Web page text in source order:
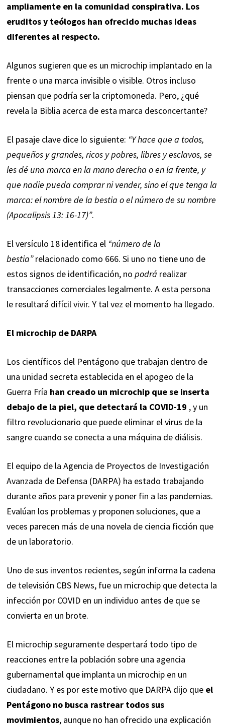
ampliamente en la comunidad conspirativa. Los
eruditos y teólogos han ofrecido muchas ideas
diferentes al respecto.
Algunos sugieren que es un microchip implantado en la
frente o una marca invisible o visible. Otros incluso
piensan que podría ser la criptomoneda. Pero, ¿qué
revela la Biblia acerca de esta marca desconcertante?
El pasaje clave dice lo siguiente: “Y hace que a todos,
pequeños y grandes, ricos y pobres, libres y esclavos, se
les dé una marca en la mano derecha o en la frente, y
que nadie pueda comprar ni vender, sino el que tenga la
marca: el nombre de la bestia o el número de su nombre
(Apocalipsis 13: 16-17)”.
El versículo 18 identifica el “número de la
bestia”relacionado como 666. Si uno no tiene uno de
estos signos de identificación, no podrá realizar
transacciones comerciales legalmente. A esta persona
le resultará difícil vivir. Y tal vez el momento ha llegado.
El microchip de DARPA
Los científicos del Pentágono que trabajan dentro de
una unidad secreta establecida en el apogeo de la
Guerra Fría han creado un microchip que se inserta
debajo de la piel, que detectará la COVID-19 , y un
filtro revolucionario que puede eliminar el virus de la
sangre cuando se conecta a una máquina de diálisis.
El equipo de la Agencia de Proyectos de Investigación
Avanzada de Defensa (DARPA) ha estado trabajando
durante años para prevenir y poner fin a las pandemias.
Evalúan los problemas y proponen soluciones, que a
veces parecen más de una novela de ciencia ficción que
de un laboratorio.
Uno de sus inventos recientes, según informa la cadena
de televisión CBS News, fue un microchip que detecta la
infección por COVID en un individuo antes de que se
convierta en un brote.
El microchip seguramente despertará todo tipo de
reacciones entre la población sobre una agencia
gubernamental que implanta un microchip en un
ciudadano. Y es por este motivo que DARPA dijo que el
Pentágono no busca rastrear todos sus
movimientos, aunque no han ofrecido una explicación